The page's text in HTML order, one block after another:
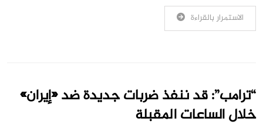
الاستمرار بالقراءة
“ترامب”: قد ننفذ ضربات جديدة ضد «إيران»
خلال الساعات المقبلة